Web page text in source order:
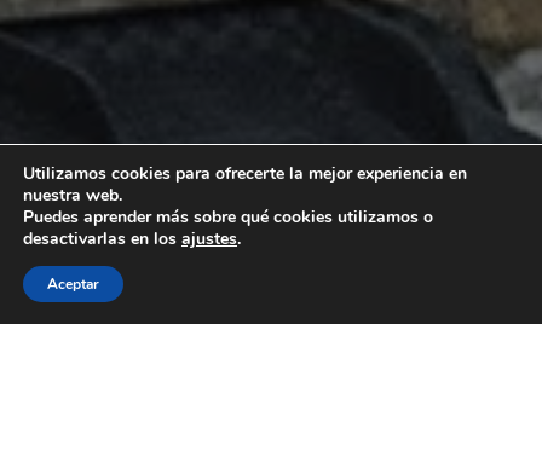
Utilizamos cookies para ofrecerte la mejor experiencia en
nuestra web.
Puedes aprender más sobre qué cookies utilizamos o
desactivarlas en los ajustes.
Aceptar